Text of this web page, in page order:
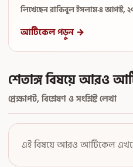
লিখেছেন রাকিবুল ইসলাম·৪ আগস্ট,
আর্টিকেল পড়ুন →
শেতাঙ্গ বিষয়ে আরও
প্রেক্ষাপট, বিশ্লেষণ ও সংশ্লিষ্ট লেখা
এই বিষয়ে আরও আর্টিকেল